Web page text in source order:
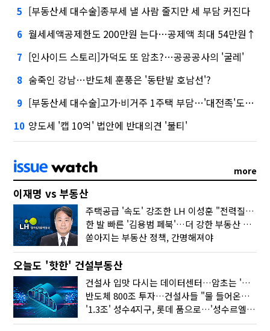
5 [부동산세 대수술]종부세 낼 사람 줄지만 세 부담 커진다
6 월세세액공제한도 200만원 는다…공제액 최대 54만원↑
7 [인사이드 스토리]가덕도 또 암초?…공공공사의 '굴레'
8 숨죽인 강남…반도체 훈풍은 '동탄발 호남선'?
9 [부동산세 대수술]고가·비거주 1주택 부담…'대전족'도 불똥
10 양도세 '캡 10억' 법안에 반대의견 '불티'
more
이재명 vs 부동산
주택공급 '속도' 강조한 LH 이성훈 "전력질주해야"
한 발 빠른 '김용범 페북'…더 강한 부동산 규제 나오나
쏟아지는 부동산 정책, 간명해져야
오늘도 '핫한' 건설부동산
건설사 입맛 다시는 데이터센터…암초는 '주민 반대'
반도체 800조 투자…건설사들 "물 들어온다!"
'1.3조' 성수4지구, 롯데 품으로…'성수르엘 S70' 거듭